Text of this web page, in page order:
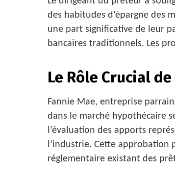
des habitudes d’épargne des
une part significative de leur
bancaires traditionnels. Les
Le Rôle Crucial
Fannie Mae, entreprise
dans le marché hypothécaire
l’évaluation des apports
l’industrie. Cette approbation
réglementaire existant des